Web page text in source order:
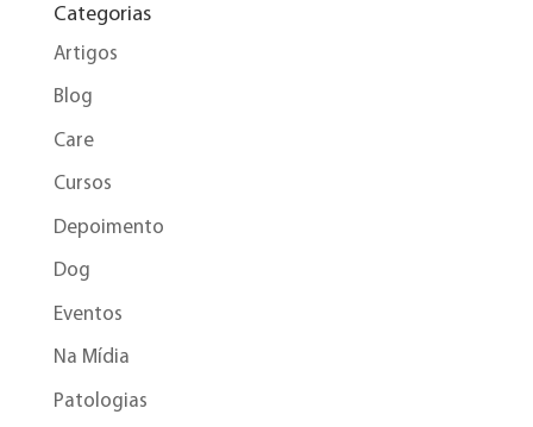
Categorias
Artigos
Blog
Care
Cursos
Depoimento
Dog
Eventos
Na Mídia
Patologias